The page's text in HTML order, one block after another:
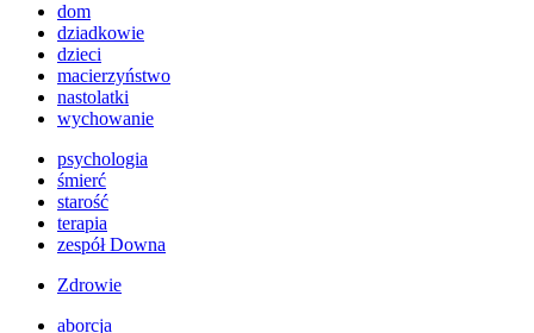
dom
dziadkowie
dzieci
macierzyństwo
nastolatki
wychowanie
psychologia
śmierć
starość
terapia
zespół Downa
Zdrowie
aborcja